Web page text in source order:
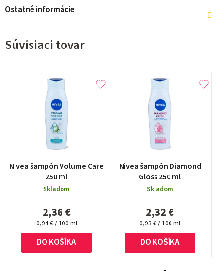
Ostatné informácie
Súvisiaci tovar
Nivea šampón Volume Care
250 ml
Skladom
2,36 €
Jednotková
cena:
0,94 € / 100 ml
DO KOŠÍKA
Nivea šampón Diamond
Gloss 250 ml
Skladom
2,32 €
Jednotková
cena:
0,93 € / 100 ml
DO KOŠÍKA